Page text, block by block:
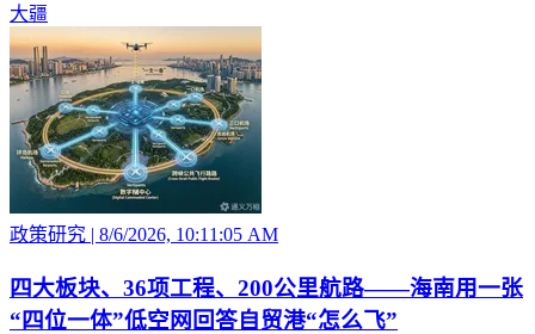
大疆
政策研究 | 8/6/2026, 10:11:05 AM
四大板块、36项工程、200公里航路——海南用一张
“四位一体”低空网回答自贸港“怎么飞”